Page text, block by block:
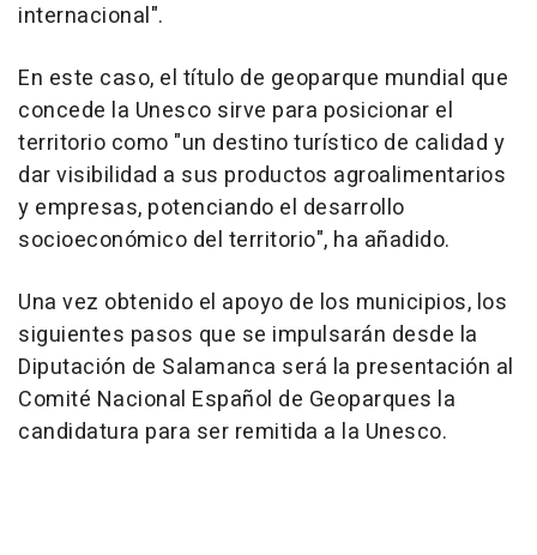
internacional".
En este caso, el título de geoparque mundial que
concede la Unesco sirve para posicionar el
territorio como "un destino turístico de calidad y
dar visibilidad a sus productos agroalimentarios
y empresas, potenciando el desarrollo
socioeconómico del territorio", ha añadido.
Una vez obtenido el apoyo de los municipios, los
siguientes pasos que se impulsarán desde la
Diputación de Salamanca será la presentación al
Comité Nacional Español de Geoparques la
candidatura para ser remitida a la Unesco.